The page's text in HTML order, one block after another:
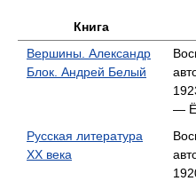
Книга
Вершины. Александр
Блок. Андрей Белый
—
Русская литература
ХХ века